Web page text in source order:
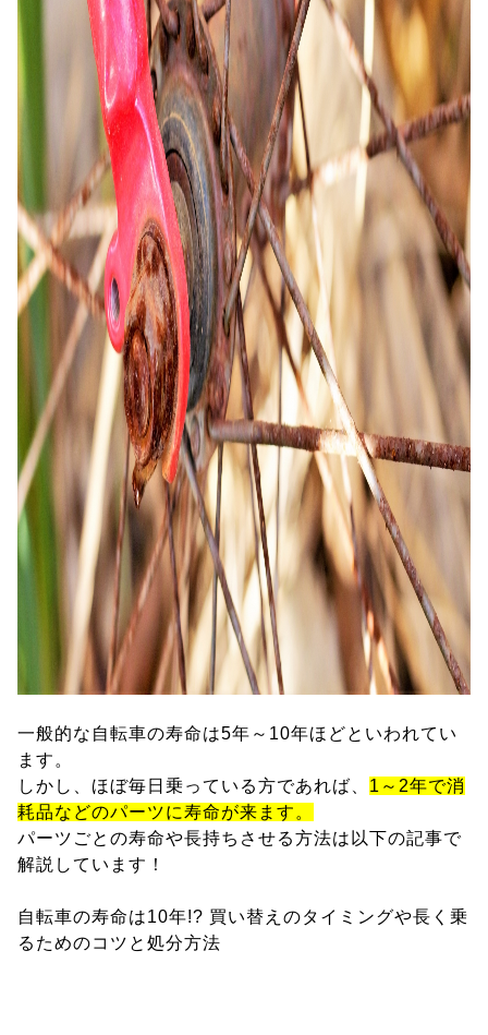
一般的な自転車の寿命は5年～10年ほどといわれてい
ます。
しかし、ほぼ毎日乗っている方であれば、 1～2年で消
耗品などのパーツに寿命が来ます。
パーツごとの寿命や長持ちさせる方法は以下の記事で
解説しています！
自転車の寿命は10年!? 買い替えのタイミングや長く乗
るためのコツと処分方法